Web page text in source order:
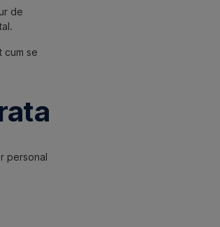
de
cum se
personal